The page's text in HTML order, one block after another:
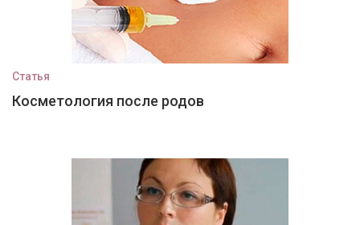
Статья
Косметология после родов